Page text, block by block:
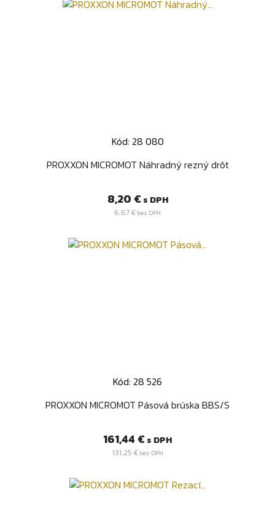
Kód: 28 080
PROXXON MICROMOT Náhradný rezný drôt
Cena
8,20 € s DPH
6,67 € bez DPH
Kód: 28 526
PROXXON MICROMOT Pásová brúska BBS/S
Cena
161,44 € s DPH
131,25 €bez DPH